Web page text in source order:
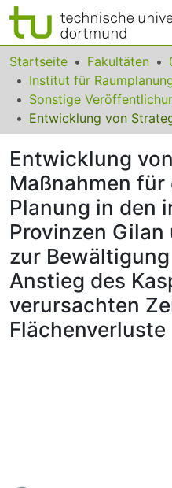
Bereiche & Sammlungen
Das gesamte Repositorium
Statistiken
FAQ
Leitlinien
Zurück zur Startseite
Startseite Fakultäten
Institut für
Entwicklung
Maßnahmen für
Planung in den
Provinzen
zur
Anstieg des
verursachten
Flächenverluste